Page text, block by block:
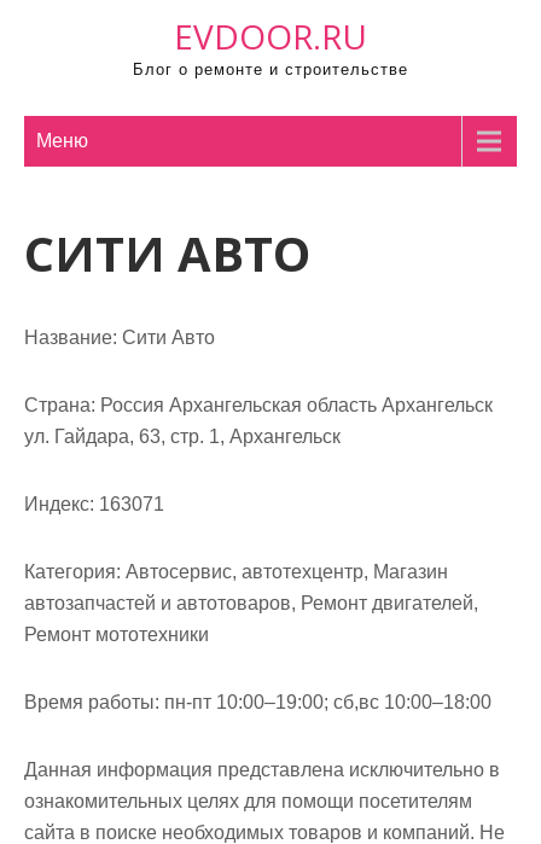
EVDOOR.RU
Блог о ремонте и строительстве
Меню
СИТИ АВТО
Название: Сити Авто
Страна: Россия Архангельская область Архангельск
ул. Гайдара, 63, стр. 1, Архангельск
Индекс: 163071
Категория: Автосервис, автотехцентр, Магазин
автозапчастей и автотоваров, Ремонт двигателей,
Ремонт мототехники
Время работы: пн-пт 10:00–19:00; сб,вс 10:00–18:00
Данная информация представлена исключительно в
ознакомительных целях для помощи посетителям
сайта в поиске необходимых товаров и компаний. Не